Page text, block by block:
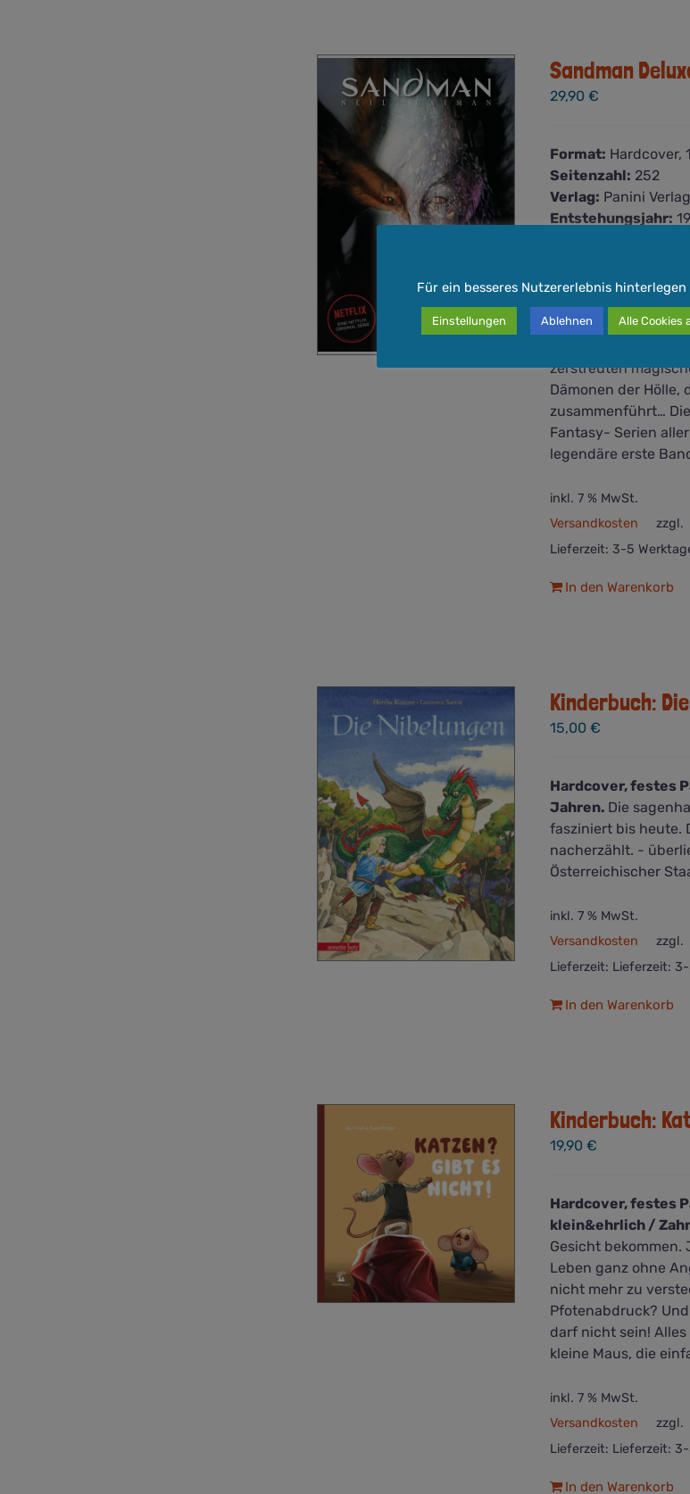
Sandman
29,90 €
Format: Hardcover,
Seitenzahl: 252
Verlag: Panini Verlag
Entstehungsjahr:
TRÄUME UND
Werken aller
Pantheon der
Death. Der Herr der
eingekerkert. Als
zu alter Größe und
zerstreuten
Dämonen der
zusammenführt…
Fantasy- Serien
legendäre erste
inkl. 7 % MwSt.
zzgl.
Versandkosten
Lieferzeit: 3-5
In den Warenkorb
Kinderbuch:
15,00 €
Hardcover, festes
Jahren. Die
fasziniert bis heute.
nacherzählt. -
Österreichischer
inkl. 7 % MwSt.
zzgl.
Versandkosten
Lieferzeit: Lieferzeit:
In den Warenkorb
Kinderbuch:
19,90 €
Hardcover, festes
klein&ehrlich /
Gesicht bekommen.
Leben ganz ohne
nicht mehr zu
Pfotenabdruck?
darf nicht sein!
kleine Maus, die
inkl. 7 % MwSt.
zzgl.
Versandkosten
Lieferzeit: Lieferzeit:
In den Warenkorb
Für ein besseres Nutzererlebnis hinterlegen
Einstellungen Ablehnen Alle Cookies